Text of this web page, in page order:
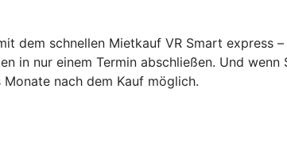
dem schnellen Mietkauf VR Smart express
in nur einem Termin abschließen. Und
nach dem Kauf möglich.